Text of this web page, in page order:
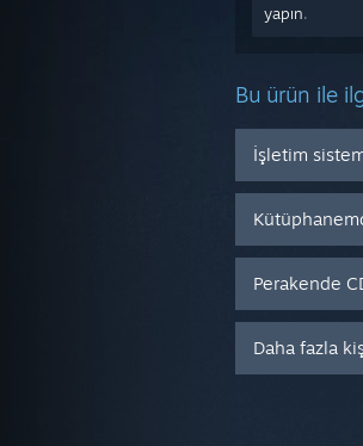
yapın.
Bu ürün ile
İşletim
Perakende
Daha fazla